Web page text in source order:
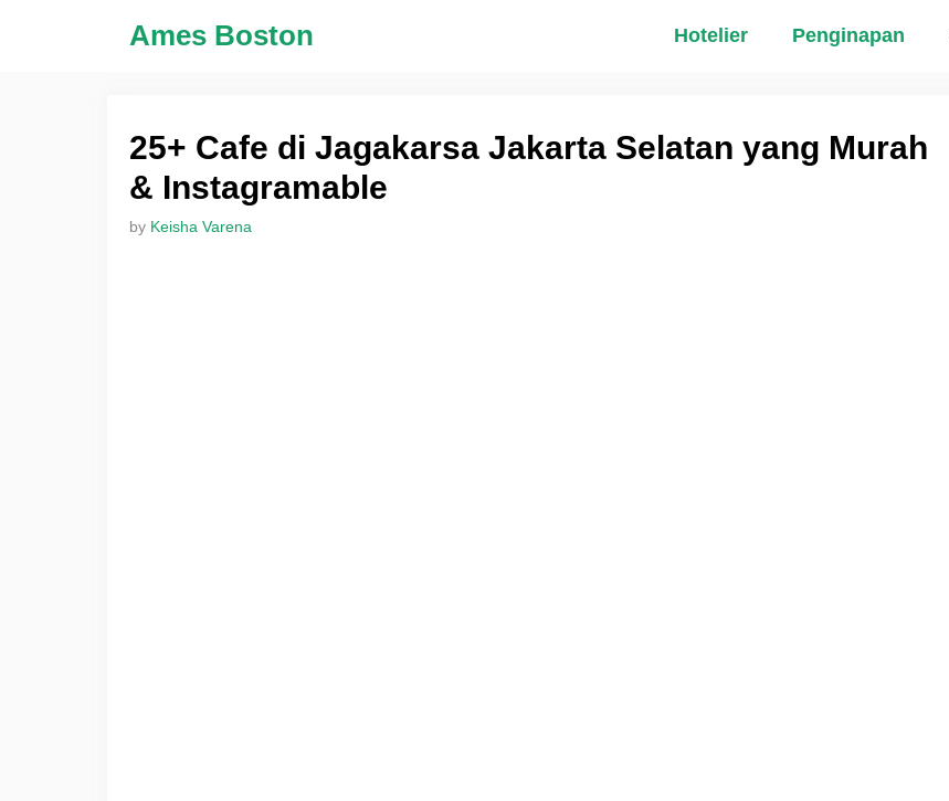
Ames Boston Hotelier Penginapan
25+ Cafe di Jagakarsa Jakarta Selatan yang Murah
& Instagramable
by Keisha Varena